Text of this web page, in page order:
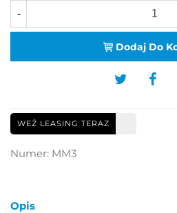
-
Dodaj Do
WEŹ LEASING TERAZ
Numer: MM3
Opis